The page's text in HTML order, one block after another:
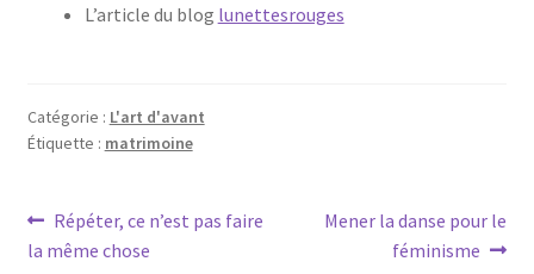
L’article du blog lunettesrouges
Catégorie : L'art d'avant
Étiquette : matrimoine
Navigation
Article
précédent :
Répéter, ce n’est pas faire
la même chose
Article
Mener la danse pour le
féminisme